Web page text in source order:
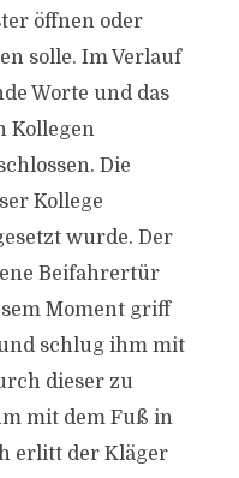
öffnen oder
solle. Im Verlauf
Worte und das
Kollegen
Die
Kollege
wurde. Der
Beifahrertür
Moment griff
schlug ihm mit
dieser zu
mit dem Fuß in
erlitt der Kläger